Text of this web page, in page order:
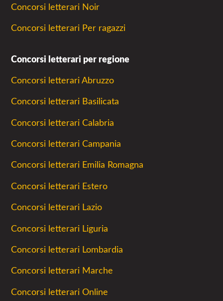
Concorsi letterari Noir
Concorsi letterari Per ragazzi
Concorsi letterari per regione
Concorsi letterari Abruzzo
Concorsi letterari Basilicata
Concorsi letterari Calabria
Concorsi letterari Campania
Concorsi letterari Emilia Romagna
Concorsi letterari Estero
Concorsi letterari Lazio
Concorsi letterari Liguria
Concorsi letterari Lombardia
Concorsi letterari Marche
Concorsi letterari Online